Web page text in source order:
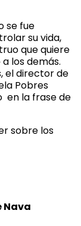
se fue
su vida,
que quiere
los demás.
el director de
Pobres
en la frase de
sobre los
Nava